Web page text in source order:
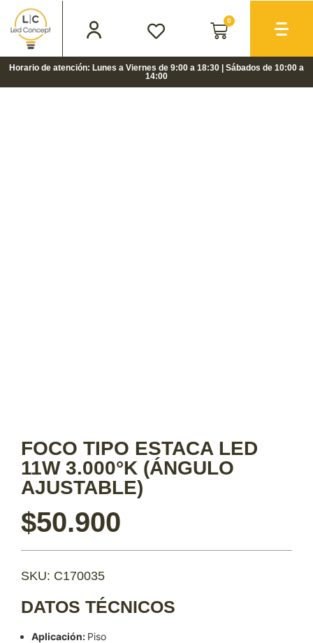
0
Horario de atención: Lunes a Viernes de 9:00 a 18:30 | Sábados de 10:00 a
14:00
FOCO TIPO ESTACA LED
11W 3.000°K (ÁNGULO
AJUSTABLE)
$50.900
SKU: C170035
DATOS TÉCNICOS
Aplicación: Piso